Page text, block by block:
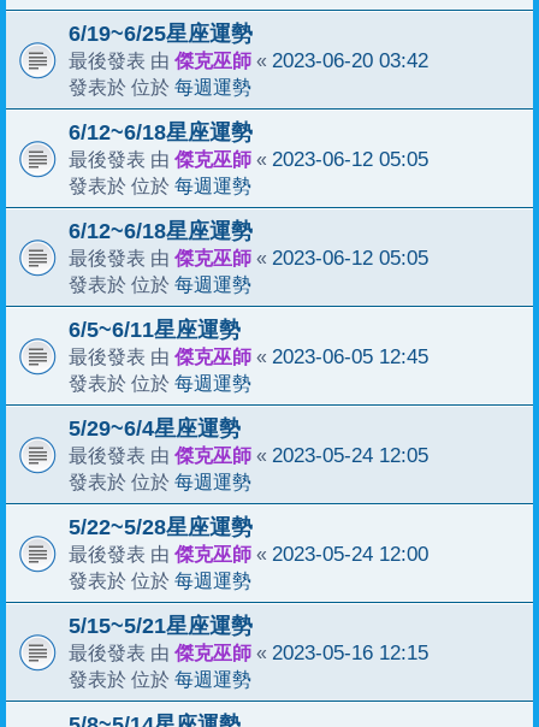
6/19~6/25星座運勢
最後發表 由 傑克巫師 « 2023-06-20 03:42
發表於 位於 每週運勢
6/12~6/18星座運勢
最後發表 由 傑克巫師 « 2023-06-12 05:05
發表於 位於 每週運勢
6/12~6/18星座運勢
最後發表 由 傑克巫師 « 2023-06-12 05:05
發表於 位於 每週運勢
6/5~6/11星座運勢
最後發表 由 傑克巫師 « 2023-06-05 12:45
發表於 位於 每週運勢
5/29~6/4星座運勢
最後發表 由 傑克巫師 « 2023-05-24 12:05
發表於 位於 每週運勢
5/22~5/28星座運勢
最後發表 由 傑克巫師 « 2023-05-24 12:00
發表於 位於 每週運勢
5/15~5/21星座運勢
最後發表 由 傑克巫師 « 2023-05-16 12:15
發表於 位於 每週運勢